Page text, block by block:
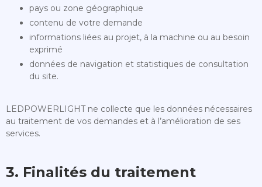
pays ou zone géographique
contenu de votre demande
informations liées au projet, à la machine ou au besoin
exprimé
données de navigation et statistiques de consultation
du site.
LEDPOWERLIGHT ne collecte que les données nécessaires
au traitement de vos demandes et à l’amélioration de ses
services.
3. Finalités du traitement